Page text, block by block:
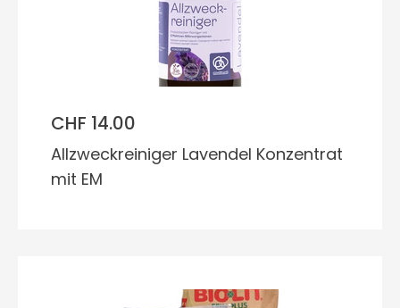
CHF 14.00
Allzweckreiniger Lavendel Konzentrat
mit EM